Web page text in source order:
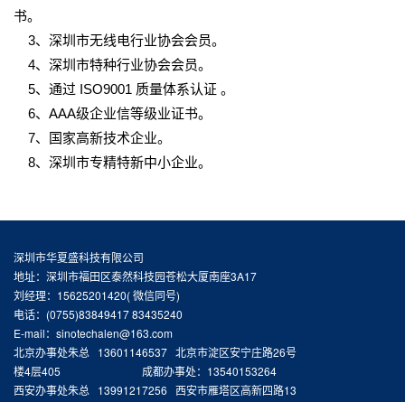
书。
3、深圳市无线电行业协会会员。
4、深圳市特种行业协会会员。
5、通过 ISO9001 质量体系认证 。
6、AAA级企业信等级业证书。
7、国家高新技术企业。
8、深圳市专精特新中小企业。
深圳市华夏盛科技有限公司
地址：深圳市福田区泰然科技园苍松大厦南座3A17
刘经理：15625201420( 微信同号)
电话：(0755)83849417 83435240
E-mail：sinotechalen@163.com
北京办事处朱总 13601146537 北京市淀区安宁庄路26号
楼4层405 成都办事处：13540153264
西安办事处朱总 13991217256 西安市雁塔区高新四路13